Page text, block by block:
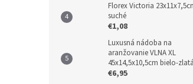
Florex Victoria
suché
€1,08
Luxusná nádoba na
aranžovanie VLNA XL
45x14,5x10,5cm bielo-zlatá
€6,95